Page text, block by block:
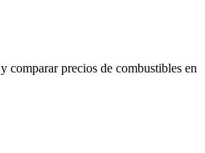
comparar precios de combustibles en